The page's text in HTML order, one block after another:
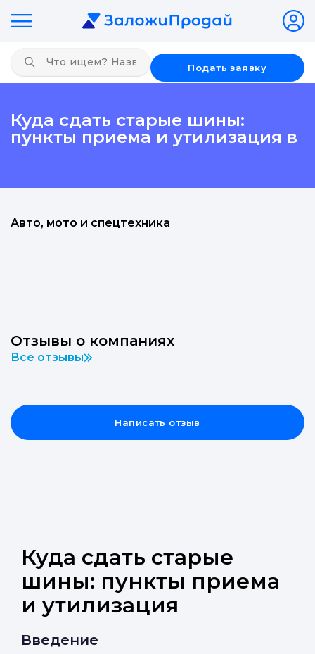
Подать заявку
Куда сдать старые шины:
пункты приема и утилизация в
Авто, мото и спецтехника
Отзывы о компаниях
Все отзывы
Написать отзыв
Куда сдать старые
шины: пункты приема
и утилизация
Введение